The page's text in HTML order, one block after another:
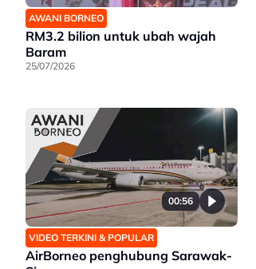
AWANI BORNEO
RM3.2 bilion untuk ubah wajah
Baram
25/07/2026
00:56
VIDEO TERKINI & POPULAR
AirBorneo penghubung Sarawak-